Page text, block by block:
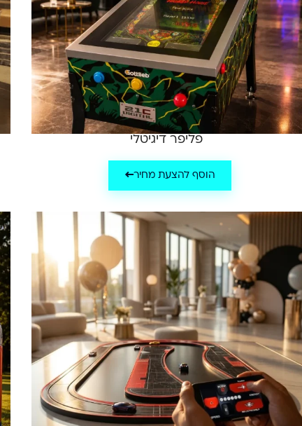
פליפר דיגיטלי
הוסף להצעת מחיר